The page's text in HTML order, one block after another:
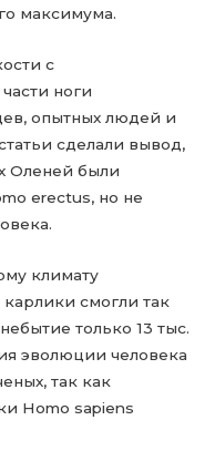
максимума.
с
ноги
опытных людей и
сделали вывод,
Оленей были
erectus, но не
климату
смогли так
только 13 тыс.
эволюции человека
так как
Homo sapiens